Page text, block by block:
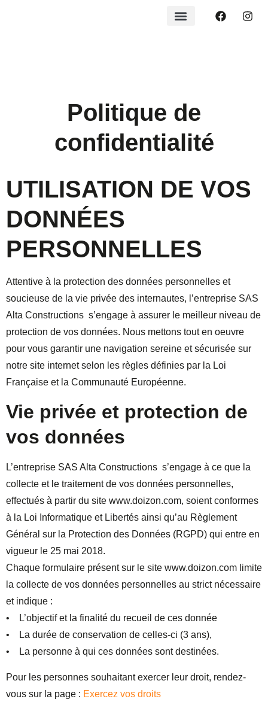
Politique de
confidentialité
UTILISATION DE VOS
DONNÉES
PERSONNELLES
Attentive à la protection des données personnelles et
soucieuse de la vie privée des internautes, l’entreprise SAS
Alta Constructions s’engage à assurer le meilleur niveau de
protection de vos données. Nous mettons tout en oeuvre
pour vous garantir une navigation sereine et sécurisée sur
notre site internet selon les règles définies par la Loi
Française et la Communauté Européenne.
Vie privée et protection de
vos données
L’entreprise SAS Alta Constructions s’engage à ce que la
collecte et le traitement de vos données personnelles,
effectués à partir du site www.doizon.com, soient conformes
à la Loi Informatique et Libertés ainsi qu’au Règlement
Général sur la Protection des Données (RGPD) qui entre en
vigueur le 25 mai 2018.
Chaque formulaire présent sur le site www.doizon.com limite
la collecte de vos données personnelles au strict nécessaire
et indique :
• L’objectif et la finalité du recueil de ces donnée
• La durée de conservation de celles-ci (3 ans),
• La personne à qui ces données sont destinées.
Pour les personnes souhaitant exercer leur droit, rendez-
vous sur la page : Exercez vos droits